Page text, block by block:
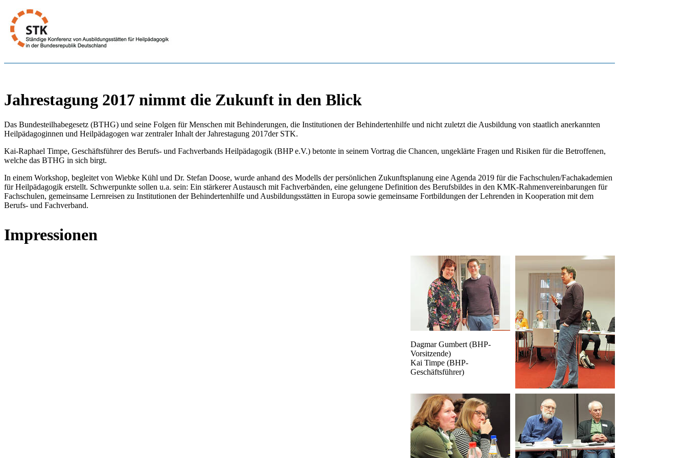
Jahrestagung 2017 nimmt die Zukunft in den Blick
Das Bundesteilhabegesetz (BTHG) und seine Folgen für Menschen mit Behinderungen, die Institutionen der Behindertenhilfe und nicht zuletzt die Ausbildung von staatlich anerkannten
Heilpädagoginnen und Heilpädagogen war zentraler Inhalt der Jahrestagung 2017der STK.
Kai-Raphael Timpe, Geschäftsführer des Berufs- und Fachverbands Heilpädagogik (BHP e.V.) betonte in seinem Vortrag die Chancen, ungeklärte Fragen und Risiken für die Betroffenen,
welche das BTHG in sich birgt.
In einem Workshop, begleitet von Wiebke Kühl und Dr. Stefan Doose, wurde anhand des Modells der persönlichen Zukunftsplanung eine Agenda 2019 für die Fachschulen/Fachakademien
für Heilpädagogik erstellt. Schwerpunkte sollen u.a. sein: Ein stärkerer Austausch mit Fachverbänden, eine gelungene Definition des Berufsbildes in den KMK-Rahmenvereinbarungen für
Fachschulen, gemeinsame Lernreisen zu Institutionen der Behindertenhilfe und Ausbildungsstätten in Europa sowie gemeinsame Fortbildungen der Lehrenden in Kooperation mit dem
Berufs- und Fachverband.
Impressionen
Dagmar Gumbert (BHP-
Vorsitzende)
Kai Timpe (BHP-
Geschäftsführer)